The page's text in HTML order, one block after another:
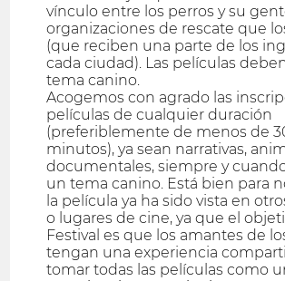
vínculo entre los perros y su
organizaciones de rescate que
(que reciben una parte de los
cada ciudad). Las películas
tema canino.
Acogemos con agrado las
películas de cualquier duración
(preferiblemente de menos de
minutos), ya sean narrativas,
documentales, siempre y
un tema canino. Está bien para
la película ya ha sido vista en
o lugares de cine, ya que el
Festival es que los amantes de
tengan una experiencia
tomar todas las películas como